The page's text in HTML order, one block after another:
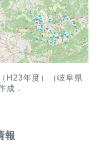
H23年度）（岐阜県
成．
報